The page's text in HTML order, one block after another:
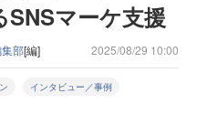
マーケ支援
部[編] 2025/08/29 10:00
インタビュー／事例